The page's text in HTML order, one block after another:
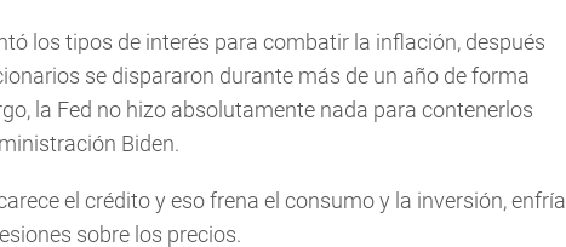
los tipos de interés para combatir la inflación, después
se dispararon durante más de un año de forma
la Fed no hizo absolutamente nada para contenerlos
Biden.
el crédito y eso frena el consumo y la inversión, enfría
sobre los precios.